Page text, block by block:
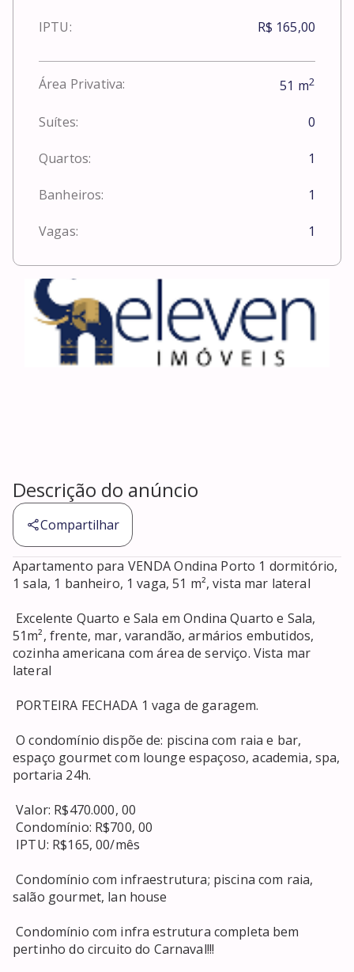
IPTU: R$ 165,00
Área Privativa: 51 m2
Suítes: 0
Quartos: 1
Banheiros: 1
Vagas: 1
Descrição do anúncio
Compartilhar
Apartamento para VENDA Ondina Porto 1 dormitório,
1 sala, 1 banheiro, 1 vaga, 51 m², vista mar lateral
51m², frente, mar, varandão, armários embutidos,
cozinha americana com área de serviço. Vista mar
lateral
O condomínio dispõe de: piscina com raia e bar,
espaço gourmet com lounge espaçoso, academia, spa,
portaria 24h.
Valor: R$470.000, 00
Condomínio: R$700, 00
Condomínio com infraestrutura; piscina com raia,
salão gourmet, lan house
Condomínio com infra estrutura completa bem
pertinho do circuito do Carnaval!!!